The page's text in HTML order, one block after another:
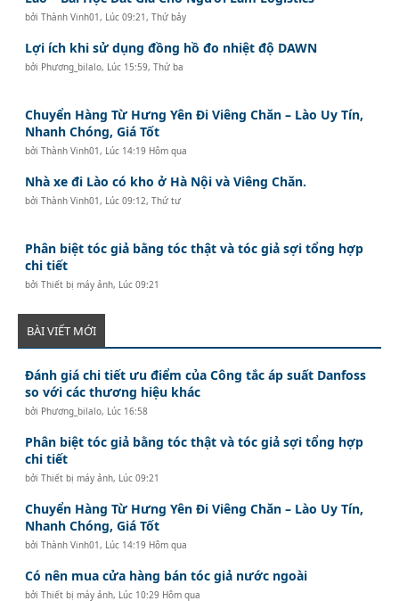
bởiThành Vinh01 , Lúc 09:21, Thứ bảy
Lợi ích khi sử dụng đồng hồ đo nhiệt độ DAWN
bởi Phương_bilalo, Lúc 15:59, Thứ ba
Chuyển Hàng Từ Hưng Yên Đi Viêng Chăn – Lào Uy Tín,
Nhanh Chóng, Giá Tốt
bởiThành Vinh01 , Lúc 14:19 Hôm qua
Nhà xe đi Lào có kho ở Hà Nội và Viêng Chăn.
bởiThành Vinh01 , Lúc 09:12, Thứ tư
Phân biệt tóc giả bằng tóc thật và tóc giả sợi tổng hợp
chi tiết
bởiThiết bị máy ảnh, Lúc 09:21
BÀI VIẾT MỚI
Đánh giá chi tiết ưu điểm của Công tắc áp suất Danfoss
so với các thương hiệu khác
bởi Phương_bilalo, Lúc 16:58
Phân biệt tóc giả bằng tóc thật và tóc giả sợi tổng hợp
chi tiết
bởiThiết bị máy ảnh, Lúc 09:21
Chuyển Hàng Từ Hưng Yên Đi Viêng Chăn – Lào Uy Tín,
Nhanh Chóng, Giá Tốt
bởiThành Vinh01 , Lúc 14:19 Hôm qua
Có nên mua cửa hàng bán tóc giả nước ngoài
bởiThiết bị máy ảnh, Lúc 10:29 Hôm qua